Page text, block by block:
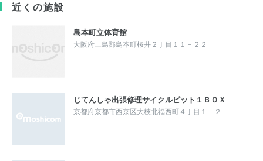
近くの施設
島本町立体育館
大阪府三島郡島本町桜井２丁目１１－２２
じてんしゃ出張修理サイクルピット１ＢＯＸ
京都府京都市西京区大枝北福西町４丁目１－２